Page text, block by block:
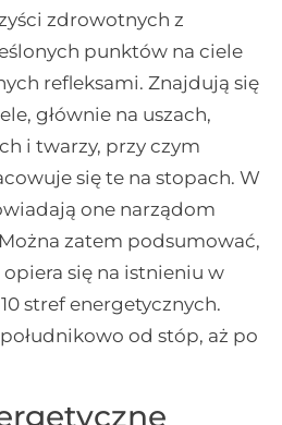
zdrowotnych z
punktów na ciele
refleksami. Znajdują się
głównie na uszach,
i twarzy, przy czym
się te na stopach. W
one narządom
zatem podsumować,
się na istnieniu w
stref energetycznych.
południkowo od stóp, aż po